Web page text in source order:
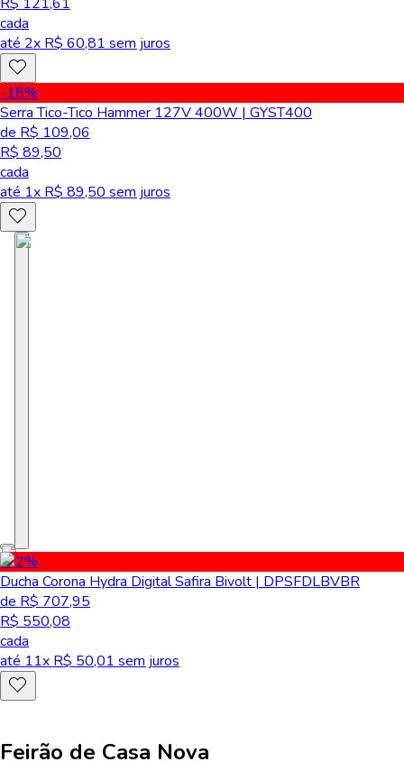
cada
até 2x R$ 60,81 sem juros
-18%
Serra Tico-Tico Hammer 127V 400W | GYST400
de R$ 109,06
R$ 89,50
cada
até 1x R$ 89,50 sem juros
-22%
Ducha Corona Hydra Digital Safira Bivolt | DPSFDLBVBR
de R$ 707,95
R$ 550,08
cada
até 11x R$ 50,01 sem juros
Feirão de Casa Nova